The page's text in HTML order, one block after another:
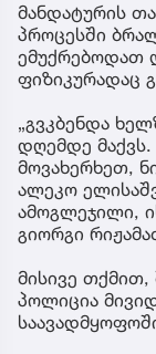
მანდატურის
პროცესში
ემუქრებოდათ
ფიზიკურადაც
„გვკბენდა
დღემდე
მოვახერხეთ,
ალეკო
ამოგლეჯილი,
გიორგი
მისივე
პოლიცია